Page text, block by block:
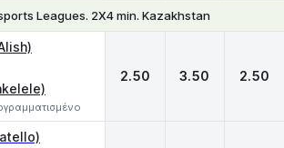
Leagues. 2X4 min. Kazakhstan
2.50 3.50 2.50